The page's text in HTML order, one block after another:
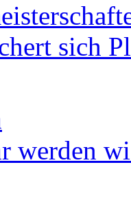
sich
werden